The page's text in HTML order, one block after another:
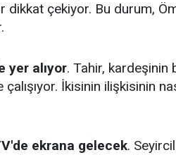
dikkat çekiyor. Bu durum,
yer alıyor. Tahir, kardeşinin
İkisinin ilişkisinin
ekrana gelecek.